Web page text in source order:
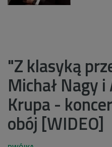
"Z klasyką
Michał Nagy
Krupa -
obój [WIDEO]